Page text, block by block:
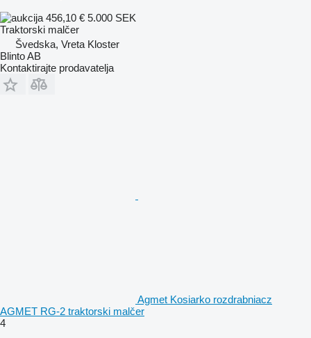
456,10 € 5.000 SEK
Traktorski malčer
Švedska, Vreta Kloster
Blinto AB
Kontaktirajte prodavatelja
Agmet Kosiarko rozdrabniacz
AGMET RG-2 traktorski malčer
4